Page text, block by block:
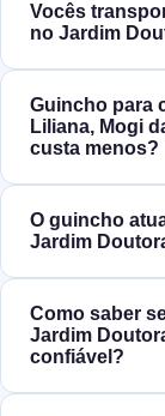
Vocês
no Jardim
Guincho para
Liliana, Mogi
custa menos?
O guincho
Jardim
Como saber
Jardim
confiável?